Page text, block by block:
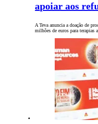
apoiar aos
A Teva anuncia a doação de
milhões de euros para terapias